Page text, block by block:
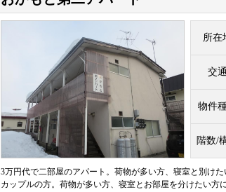
所在
交通
物件
階数/
3万円代で二部屋のアパート。荷物が多い方、寝室と別け
カップルの方。荷物が多い方、寝室とお部屋を分けたい